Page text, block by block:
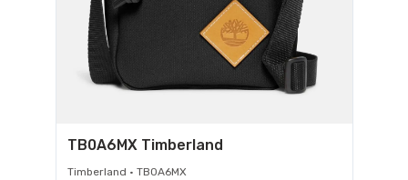
TB0A6MX Timberland
Timberland • TB0A6MX